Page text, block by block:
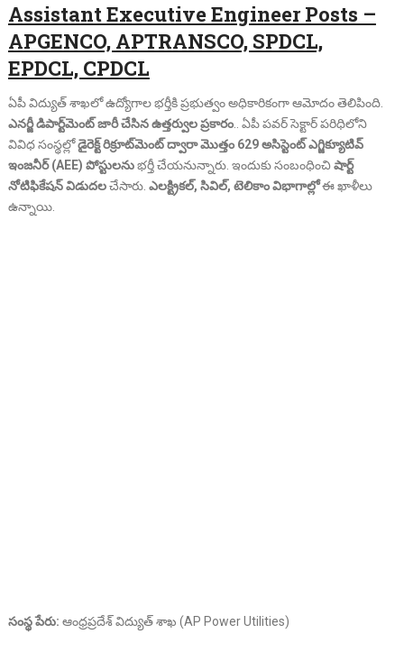
Assistant Executive Engineer Posts –
APGENCO, APTRANSCO, SPDCL,
EPDCL, CPDCL
ఏపీ విద్యుత్ శాఖలో ఉద్యోగాల భర్తీకి ప్రభుత్వం అధికారికంగా ఆమోదం తెలిపింది.
ఎనర్జీ డిపార్ట్‌మెంట్ జారీ చేసిన ఉత్తర్వుల ప్రకారం.. ఏపీ పవర్ సెక్టార్ పరిధిలోని
వివిధ సంస్థల్లోడైరెక్ట్ రిక్రూట్‌మెంట్ ద్వారా మొత్తం 629 అసిస్టెంట్ ఎగ్జిక్యూటివ్
ఇంజనీర్ (AEE) పోస్టులనుభర్తీ చేయనున్నారు. ఇందుకు సంబంధించిషార్ట్
నోటిఫికేషన్ విడుదలచేసారు. ఎలక్ట్రికల్, సివిల్, టెలికాం విభాగాల్లోఈ ఖాళీలు
ఉన్నాయి.
సంస్థ పేరు: ఆంధ్రప్రదేశ్ విద్యుత్ శాఖ (AP Power Utilities)